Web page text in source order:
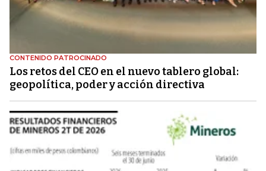
CONTENIDO PATROCINADO
Los retos del CEO en el nuevo tablero global:
geopolítica, poder y acción directiva